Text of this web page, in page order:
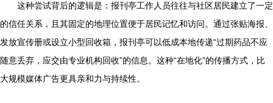
这种尝试背后的逻辑是：报刊亭工作人员往往与社区居民建立了一定
的信任关系，且其固定的地理位置便于居民记忆和访问。通过张贴海报、
发放宣传册或设立小型回收箱，报刊亭可以低成本地传递“过期药品不应
随意丢弃，应交由专业机构回收”的信息。这种“在地化”的传播方式，比
大规模媒体广告更具亲和力与持续性。